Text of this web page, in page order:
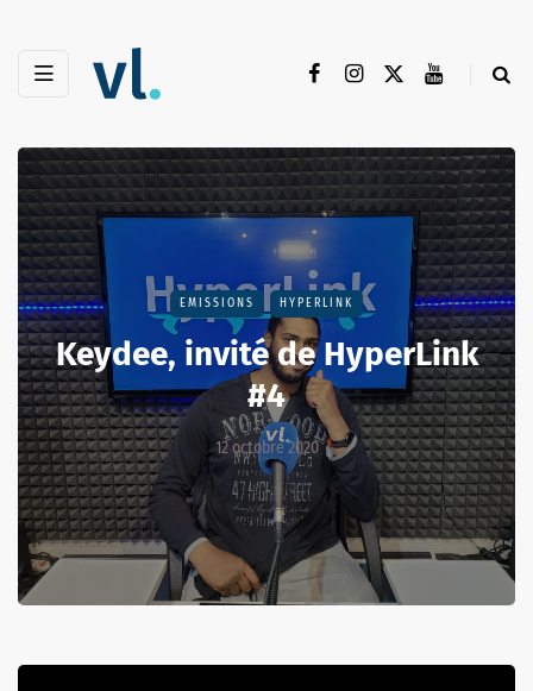
EMISSIONS HYPERLINK
Keydee, invité de HyperLink
#4
12 octobre 2020